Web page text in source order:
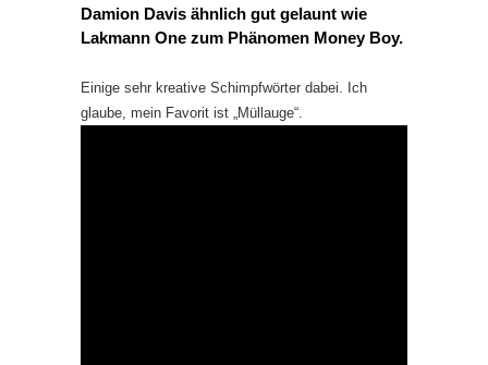
Damion Davis ähnlich gut gelaunt wie
Lakmann One zum Phänomen Money Boy.
Einige sehr kreative Schimpfwörter dabei. Ich
glaube, mein Favorit ist „Müllauge“.